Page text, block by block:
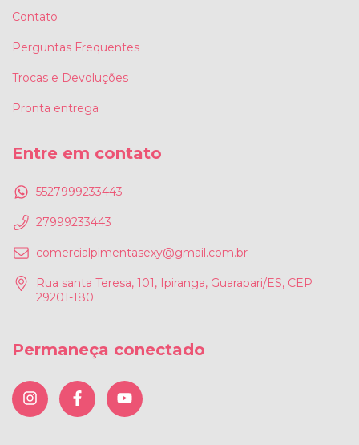
Contato
Perguntas Frequentes
Trocas e Devoluções
Pronta entrega
Entre em contato
5527999233443
27999233443
comercialpimentasexy@gmail.com.br
Rua santa Teresa, 101, Ipiranga, Guarapari/ES, CEP
29201-180
Permaneça conectado